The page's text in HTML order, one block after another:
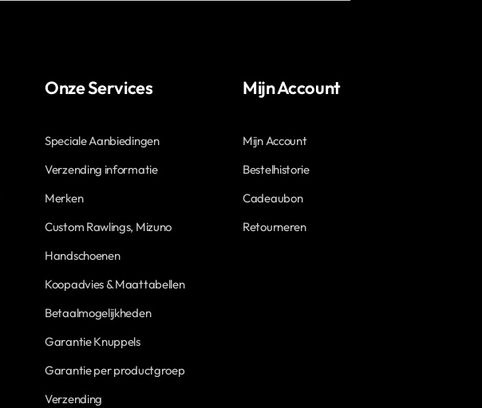
Onze Services
Speciale Aanbiedingen
Verzending informatie
Merken
Custom Rawlings, Mizuno
Handschoenen
Koopadvies & Maattabellen
Betaalmogelijkheden
Garantie Knuppels
Garantie per productgroep
Verzending
Mijn Account
Mijn Account
Bestelhistorie
Cadeaubon
Retourneren